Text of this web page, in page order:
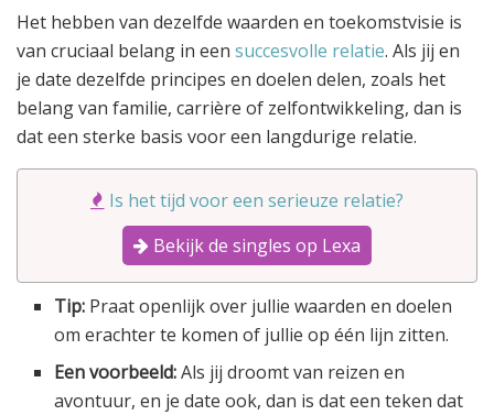
Het hebben van dezelfde waarden en toekomstvisie is
van cruciaal belang in een succesvolle relatie. Als jij en
je date dezelfde principes en doelen delen, zoals het
belang van familie, carrière of zelfontwikkeling, dan is
dat een sterke basis voor een langdurige relatie.
Is het tijd voor een serieuze relatie?
Bekijk de singles op Lexa
Tip: Praat openlijk over jullie waarden en doelen
om erachter te komen of jullie op één lijn zitten.
Een voorbeeld:Als jij droomt van reizen en
avontuur, en je date ook, dan is dat een teken dat